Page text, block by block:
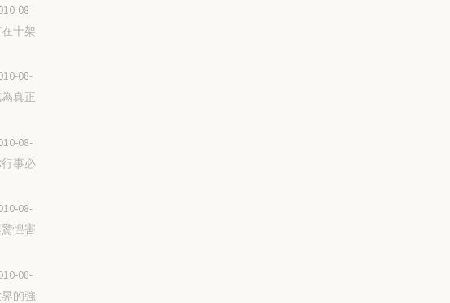
08-
十架
08-
真正
08-
事必
08-
惶害
08-
的強